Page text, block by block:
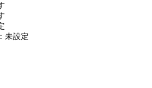
未設定